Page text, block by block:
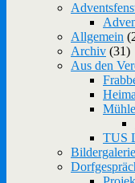
Allgemein
Archiv (31)
Aus den
TUS